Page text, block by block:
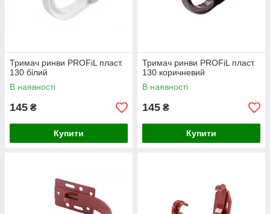
Тримач ринви PROFiL пласт.
130 білий
В наявності
145 ₴
Купити
Тримач ринви PROFiL пласт.
130 коричневий
В наявності
145 ₴
Купити